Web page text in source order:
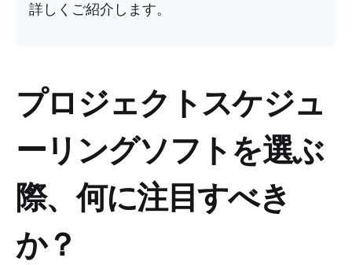
詳しくご紹介します。
プロジェクトスケジュ
ーリングソフトを選ぶ
際、何に注目すべき
か？